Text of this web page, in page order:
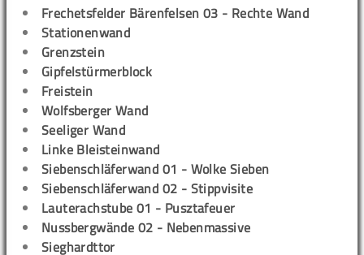
Frechetsfelder Bärenfelsen 03 - Rechte Wand
Stationenwand
Grenzstein
Gipfelstürmerblock
Freistein
Wolfsberger Wand
Seeliger Wand
Linke Bleisteinwand
Siebenschläferwand 01 - Wolke Sieben
Siebenschläferwand 02 - Stippvisite
Lauterachstube 01 - Pusztafeuer
Nussbergwände 02 - Nebenmassive
Sieghardttor